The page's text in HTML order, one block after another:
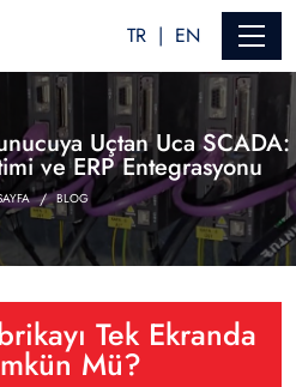
TR EN
Uçtan Uca SCADA:
ve ERP Entegrasyonu
BLOG
Tek Ekranda
Mü?